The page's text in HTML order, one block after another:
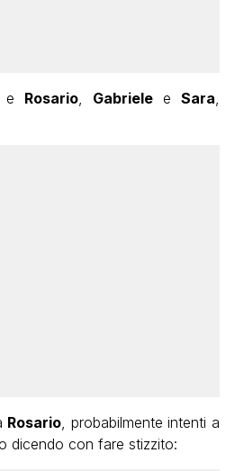
e Rosario Gabrielee Sara
Rosario , probabilmente intenti a
dicendo con fare stizzito: